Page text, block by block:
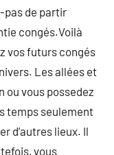
pas de partir
congés.Voilà
vos futurs congés
Les allées et
ou vous possedez
temps seulement
d’autres lieux. Il
vous